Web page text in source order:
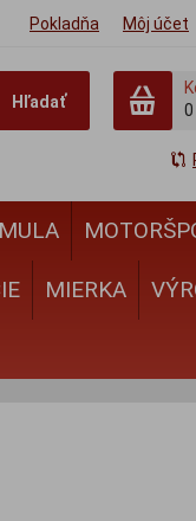
Pokladňa Môj účet
Hľadať
0
MIERKA